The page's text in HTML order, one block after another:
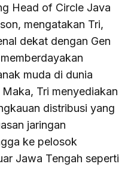
Head of Circle Java
mengatakan Tri,
dekat dengan Gen
muda di dunia
Tri menyediakan
distribusi yang
jaringan
ke pelosok
Jawa Tengah seperti